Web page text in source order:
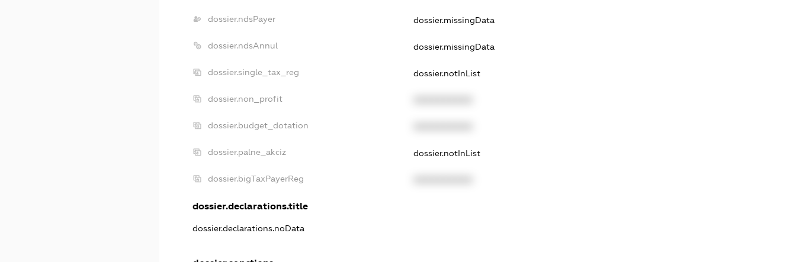
dossier.ndsPayer dossier.missingData
dossier.ndsAnnul dossier.missingData
dossier.single_tax_reg dossier.notInList
dossier.non_profit
dossier.budget_dotation
dossier.palne_akciz dossier.notInList
dossier.bigTaxPayerReg
dossier.declarations.title
dossier.declarations.noData